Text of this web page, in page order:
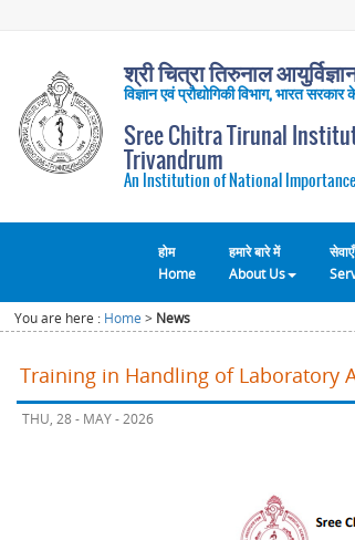
श्री चित्रा तिरुनाल
विज्ञान एवं प्रौद्योगिकी विभाग, भारत
Sree Chitra Tirunal
Trivandrum
An Institution of National
होम
Home
हमारे बारे में
About Us
सेवाएँ
You are here : Home > News
Training in Handling of Laboratory
THU, 28 - MAY - 2026